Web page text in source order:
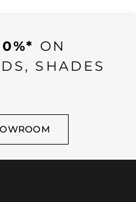
ON
SHADES